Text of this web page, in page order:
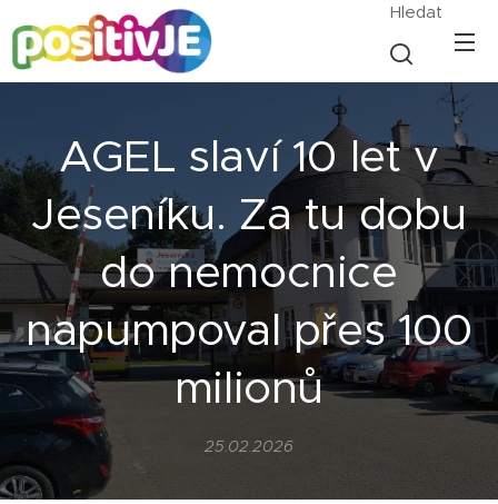
Hledat
AGEL slaví 10 let v
Jeseníku. Za tu dobu
do nemocnice
napumpoval přes 100
milionů
25.02.2026